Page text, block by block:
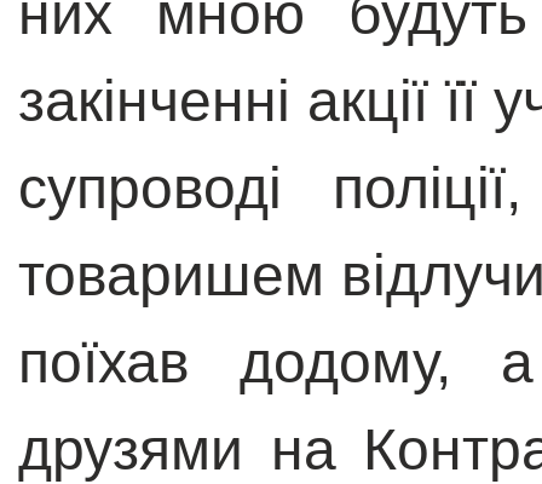
них мною будуть
закінченні акції
супроводі
товаришем
поїхав додому,
друзями на